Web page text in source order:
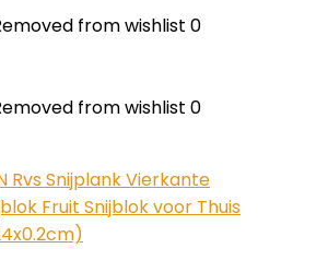
from wishlist 0
from wishlist 0